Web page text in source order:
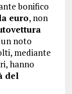
bonifico
euro, non
noto
mediante
hanno
del